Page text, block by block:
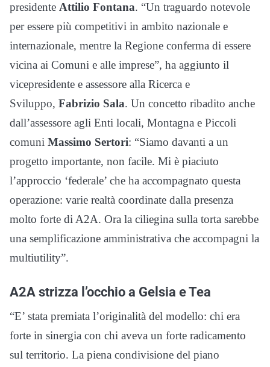
presidente Attilio Fontana. “Un traguardo notevole
per essere più competitivi in ambito nazionale e
internazionale, mentre la Regione conferma di essere
vicina ai Comuni e alle imprese”, ha aggiunto il
vicepresidente e assessore alla Ricerca e
Sviluppo, Fabrizio Sala. Un concetto ribadito anche
dall’assessore agli Enti locali, Montagna e Piccoli
comuni Massimo Sertori: “Siamo davanti a un
progetto importante, non facile. Mi è piaciuto
l’approccio ‘federale’ che ha accompagnato questa
operazione: varie realtà coordinate dalla presenza
molto forte di A2A. Ora la ciliegina sulla torta sarebbe
una semplificazione amministrativa che accompagni la
multiutility”.
A2A strizza l’occhio a Gelsia e Tea
“E’ stata premiata l’originalità del modello: chi era
forte in sinergia con chi aveva un forte radicamento
sul territorio. La piena condivisione del piano